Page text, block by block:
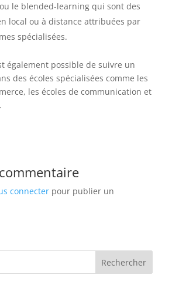
ou le blended-learning qui sont des
local ou à distance attribuées par
spécialisées.
également possible de suivre un
des écoles spécialisées comme les
les écoles de communication et
connecterpour publier un